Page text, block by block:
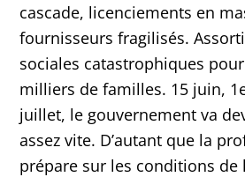
cascade, licenciements en
fournisseurs fragilisés.
sociales catastrophiques
milliers de familles. 15 juin,
juillet, le gouvernement va
assez vite. D’autant que la
prépare sur les conditions de